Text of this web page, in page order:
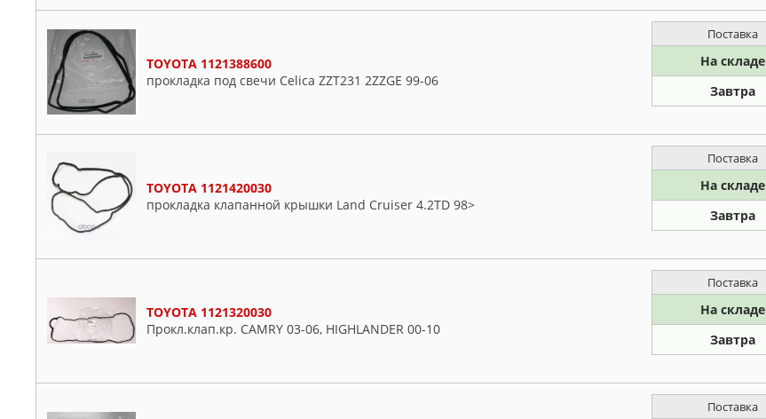
Sw4
Venza
Verso
Vista
Wish
Yaris
TOYOTA 1121388600
прокладка под свечи Celica ZZT231 2ZZGE 99-06
Поставка
На складе
Завтра
TOYOTA 1121420030
прокладка клапанной крышки Land Cruiser 4.2TD 98>
Поставка
На складе
Завтра
TOYOTA 1121320030
Прокл.клап.кр. CAMRY 03-06, HIGHLANDER 00-10
Поставка
На складе
Завтра
Поставка